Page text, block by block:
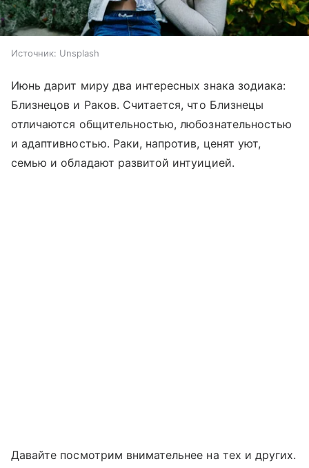
Источник: Unsplash
Июнь дарит миру два интересных знака зодиака:
Близнецов и Раков. Считается, что Близнецы
отличаются общительностью, любознательностью
и адаптивностью. Раки, напротив, ценят уют,
семью и обладают развитой интуицией.
Давайте посмотрим внимательнее на тех и других.